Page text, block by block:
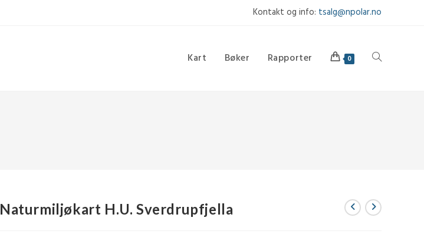
Kontakt og info: tsalg@npolar.no
Kart Bøker Rapporter 0 Toggle
Naturmiljøkart H.U. Sverdrupfjella